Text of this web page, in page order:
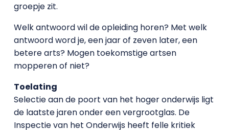
groepje zit.
Welk antwoord wil de opleiding horen? Met welk
antwoord word je, een jaar of zeven later, een
betere arts? Mogen toekomstige artsen
mopperen of niet?
Toelating
Selectie aan de poort van het hoger onderwijs ligt
de laatste jaren onder een vergrootglas. De
Inspectie van het Onderwijs heeft felle kritiek